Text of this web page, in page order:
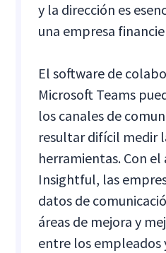
y la dirección es
una empresa
El software de
Microsoft Teams
los canales de
resultar difícil medir
herramientas. Con
Insightful, las
datos de
áreas de mejora y
entre los empleados